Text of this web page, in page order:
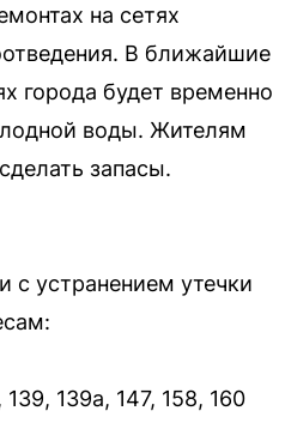
на сетях
В ближайшие
города будет временно
воды. Жителям
запасы.
с устранением утечки
139а, 147, 158, 160